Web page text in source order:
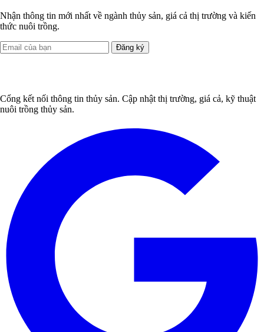
Nhận thông tin mới nhất về ngành thủy sản, giá cả thị trường và kiến
thức nuôi trồng.
Đăng ký
Cổng kết nối thông tin thủy sản. Cập nhật thị trường, giá cả, kỹ thuật
nuôi trồng thủy sản.